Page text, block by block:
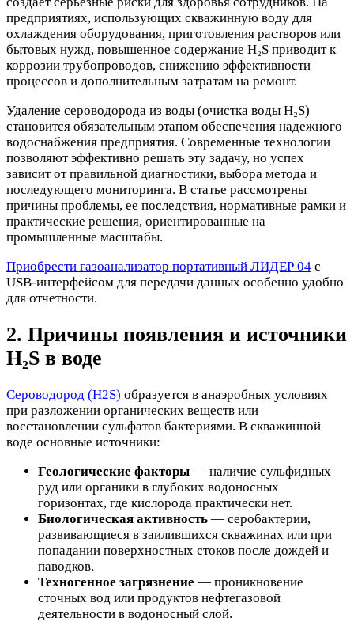
предприятиях, использующих скважинную воду для
охлаждения оборудования, приготовления растворов или
бытовых нужд, повышенное содержание H₂S приводит к
коррозии трубопроводов, снижению эффективности
процессов и дополнительным затратам на ремонт.
Удаление сероводорода из воды (очистка воды H₂S)
становится обязательным этапом обеспечения надежного
водоснабжения предприятия. Современные технологии
позволяют эффективно решать эту задачу, но успех
зависит от правильной диагностики, выбора метода и
последующего мониторинга. В статье рассмотрены
причины проблемы, ее последствия, нормативные рамки и
практические решения, ориентированные на
промышленные масштабы.
Приобрести газоанализатор портативный ЛИДЕР 04 с
USB-интерфейсом для передачи данных особенно удобно
для отчетности.
2. Причины появления и источники
H₂S в воде
Сероводород (H2S) образуется в анаэробных условиях
при разложении органических веществ или
восстановлении сульфатов бактериями. В скважинной
воде основные источники:
Геологические факторы — наличие сульфидных
руд или органики в глубоких водоносных
горизонтах, где кислорода практически нет.
Биологическая активность — серобактерии,
развивающиеся в заилившихся скважинах или при
попадании поверхностных стоков после дождей и
паводков.
Техногенное загрязнение — проникновение
сточных вод или продуктов нефтегазовой
деятельности в водоносный слой.